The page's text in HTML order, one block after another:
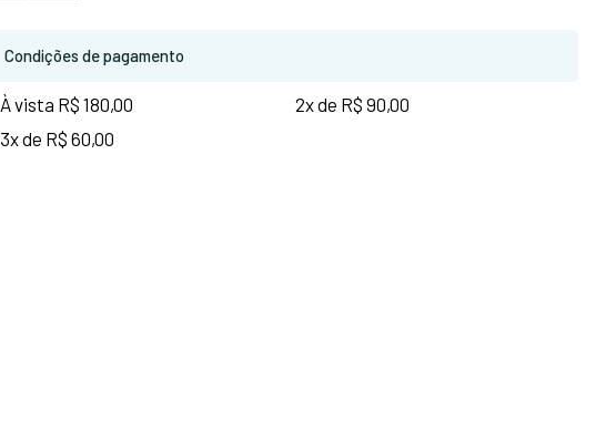
Condições de pagamento
À vista R$ 180,00
2x de R$ 90,00
3x de R$ 60,00